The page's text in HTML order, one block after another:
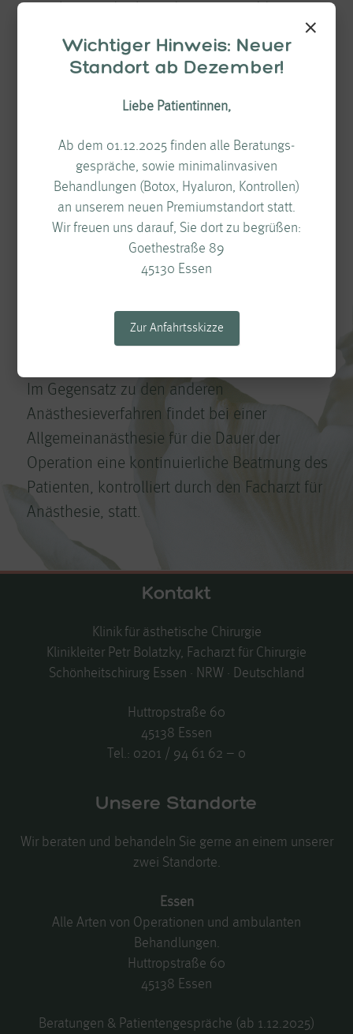
in wenigen Sekunden ein, er ist somit ohne
Bewusstsein und ohne Schmerzempfindung.
Der Narkoseschlaf hat außer mit dem Namen
gemeinsam. Die durch die spezielle
Kombination von Medikamenten
hervorgerufene Betäubung ist so tief, dass die
Patientin/der Patient für einen exakt
definierten Zeitraum nicht erweckbar ist. Auch
verfügt die Patientin/der Patient über keine
hochmodernen, leistungsfähigen
Beatmungsgeräten übernommen.
Im Gegensatz zu den anderen
Anästhesieverfahren findet bei einer
Allgemeinanästhesie für die Dauer der
Operation eine kontinuierliche Beatmung des
Patienten, kontrolliert durch den Facharzt für
Anästhesie, statt.
Kontakt
Klinik für ästhetische Chirurgie
Klinikleiter Petr Bolatzky, Facharzt für Chirurgie
Schönheitschirurg Essen · NRW · Deutschland
Huttropstraße 60
45138 Essen
Tel.: 0201 / 94 61 62 – 0
Unsere Standorte
Wir beraten und behandeln Sie gerne an einem unserer
zwei Standorte.
Essen
Alle Arten von Operationen und ambulanten
Behandlungen.
Huttropstraße 60
45138 Essen
Beratungen & Patientengespräche (ab 1.12.2025)
×
Wichtiger Hinweis: Neuer
Standort ab Dezember!
Liebe Patientinnen,
Ab dem 01.12.2025 finden alle Beratungs­
gespräche, sowie minimalinvasiven
Behandlungen (Botox, Hyaluron, Kontrollen)
an unserem neuen Premiumstandort statt.
Wir freuen uns darauf, Sie dort zu begrüßen:
Goethestraße 89
45130 Essen
Zur Anfahrtsskizze